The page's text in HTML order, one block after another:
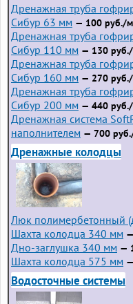
Дренажная труба
Сибур 63 мм — 100 руб./
Дренажная труба
Сибур 110 мм — 130
Дренажная труба
Сибур 160 мм — 270
Дренажная труба
Сибур 200 мм — 440
Дренажная система
наполнителем — 700
Дренажные колодцы
Люк полимербетонный
Шахта колодца 340 мм
Дно-заглушка 340 мм —
Шахта колодца 575 мм
Водосточные системы